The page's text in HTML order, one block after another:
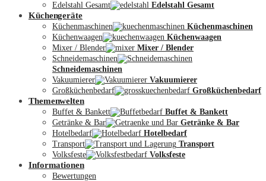
Mein Konto
Edelstahl Gesamt
Edelstahl Gesamt
Küchengeräte
Küchenmaschinen
Küchenmaschinen
Küchenwaagen
Küchenwaagen
Mixer / Blender
Mixer / Blender
Schneidemaschinen
Schneidemaschinen
Vakuumierer
Vakuumierer
Großküchenbedarf
Großküchenbedarf
Themenwelten
Buffet & Bankett
Buffet & Bankett
Getränke & Bar
Getränke & Bar
Hotelbedarf
Hotelbedarf
Transport
Transport
Volksfeste
Volksfeste
Informationen
Bewertungen